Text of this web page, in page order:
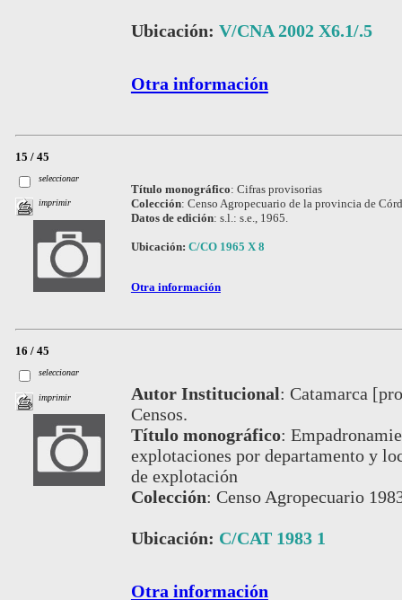
Ubicación: V/CNA 2002 X6.1/.5
Otra información
15 / 45
seleccionar
imprimir
Título monográfico: Cifras provisorias
Colección: Censo Agropecuario de la provincia de
Datos de edición: s.l.: s.e., 1965.
Ubicación: C/CO 1965 X 8
Otra información
16 / 45
seleccionar
imprimir Autor Institucional: Catamarca
Censos.
Título monográfico:
explotaciones por departamento y
de explotación
Colección: Censo Agropecuario
Ubicación: C/CAT 1983 1
Otra información